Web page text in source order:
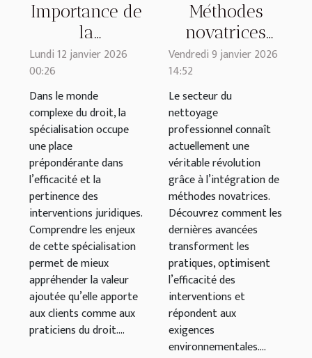
Importance de
la
spécialisation
pratique
juridique
Lundi 12 janvier 2026
00:26
Dans le monde
complexe du droit, la
spécialisation occupe
une place
prépondérante dans
l’efficacité et la
pertinence des
interventions juridiques.
Comprendre les enjeux
de cette spécialisation
permet de mieux
appréhender la valeur
ajoutée qu’elle apporte
aux clients comme aux
praticiens du droit....
Méthodes
novatrices
dans le
nettoyage
professionnel
moderne
Vendredi 9 janvier 2026
14:52
Le secteur du
nettoyage
professionnel connaît
actuellement une
véritable révolution
grâce à l’intégration de
méthodes novatrices.
Découvrez comment les
dernières avancées
transforment les
pratiques, optimisent
l’efficacité des
interventions et
répondent aux
exigences
environnementales....